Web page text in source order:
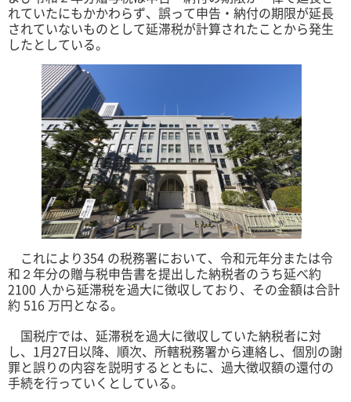
れていたにもかかわらず、誤って申告・納付の期限が延長
されていないものとして延滞税が計算されたことから発生
したとしている。
これにより354 の税務署において、令和元年分または令
和２年分の贈与税申告書を提出した納税者のうち延べ約
2100 人から延滞税を過大に徴収しており、その金額は合計
約 516 万円となる。
国税庁では、延滞税を過大に徴収していた納税者に対
し、1月27日以降、順次、所轄税務署から連絡し、個別の謝
罪と誤りの内容を説明するとともに、過大徴収額の還付の
手続を行っていくとしている。